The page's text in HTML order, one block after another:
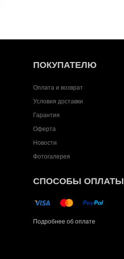
ПОКУПАТЕЛЮ
Оплата и возврат
Условия доставки
Гарантия
Оферта
Новости
Фотогалерея
СПОСОБЫ ОПЛАТЫ
Подробнее об оплате